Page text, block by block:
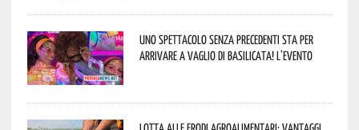
Uno spettacolo senza precedenti sta per
arrivare a Vaglio di Basilicata! L’evento